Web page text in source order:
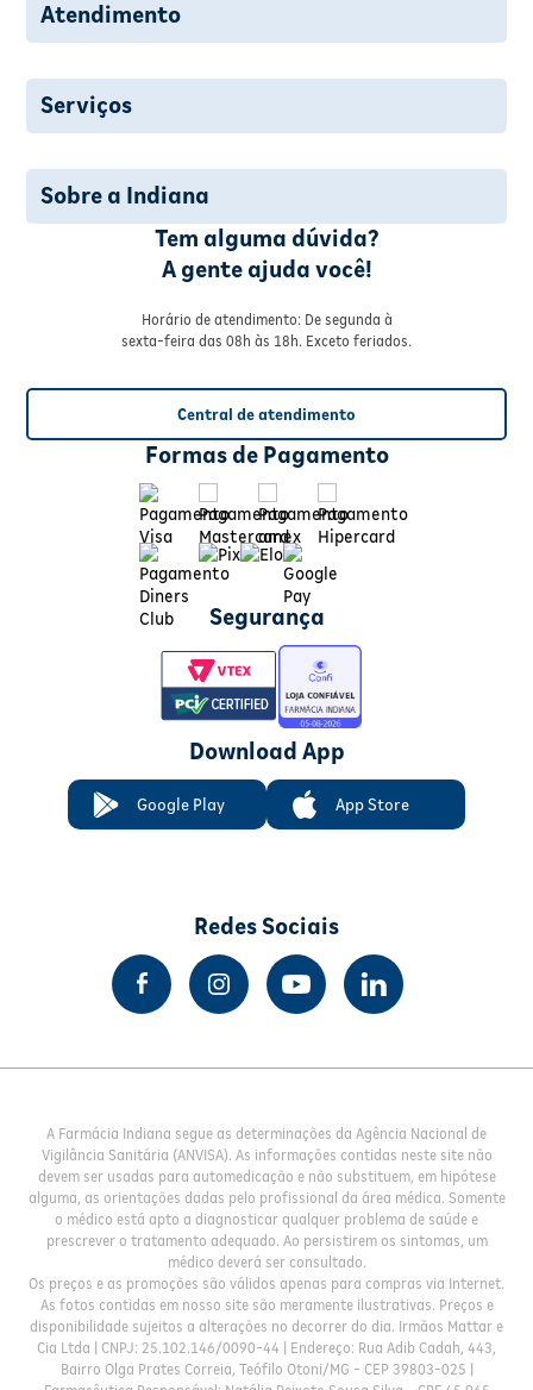
Atendimento
Serviços
Sobre a Indiana
Tem alguma dúvida?
A gente ajuda você!
Horário de atendimento: De segunda à
sexta-feira das 08h às 18h. Exceto feriados.
Central de atendimento
Formas de Pagamento
Segurança
Download App
Google Play App Store
Redes Sociais
A Farmácia Indiana segue as determinações da Agência Nacional de
Vigilância Sanitária (ANVISA). As informações contidas neste site não
devem ser usadas para automedicação e não substituem, em hipótese
alguma, as orientações dadas pelo profissional da área médica. Somente
o médico está apto a diagnosticar qualquer problema de saúde e
prescrever o tratamento adequado. Ao persistirem os sintomas, um
médico deverá ser consultado.
Os preços e as promoções são válidos apenas para compras via Internet.
As fotos contidas em nosso site são meramente ilustrativas. Preços e
disponibilidade sujeitos a alterações no decorrer do dia. Irmãos Mattar e
Cia Ltda | CNPJ: 25.102.146/0090-44 | Endereço: Rua Adib Cadah, 443,
Bairro Olga Prates Correia, Teófilo Otoni/MG - CEP 39803-025 |